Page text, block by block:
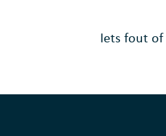
Iets fout